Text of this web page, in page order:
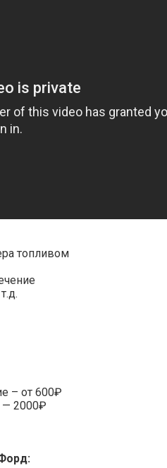
топливом
– от 600₽
— 2000₽